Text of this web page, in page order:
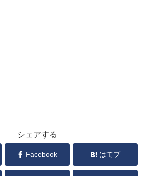
シェアする
Facebook はてブ